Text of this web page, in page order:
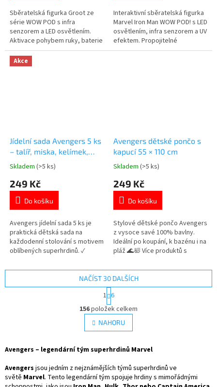
5
hvězdiček.
Sběratelská figurka Groot ze
série WOW POD s infra
senzorem a LED osvětlením.
Aktivace pohybem ruky, baterie
součástí balení 🔥🌿 Více
produktů s
motivem 👉 AVENGERS
5
hvězdiček.
Interaktivní sběratelská figurka
Marvel Iron Man WOW POD! s LED
osvětlením, infra senzorem a UV
efektem. Propojitelné
šestihranné moduly pro
Akce
Jídelní sada Avengers 5 ks
– talíř, miska, kelímek,
příbory
Průměrné
produktu
5,0
5
hvězdiček.
Skladem (>5 ks)
249 Kč
Do košíku
Avengers jídelní sada 5 ks je
praktická dětská sada na
každodenní stolování s motivem
oblíbených superhrdinů. ✓
BPA – bezpečný pro děti ✓
vhodné do mikrovlnné trouby
👉 Více produktů s motivem
Avengers dětské pončo s
kapucí 55 × 110 cm
Průměrné
produktu
5,0
5
hvězdiček.
Skladem (>5 ks)
249 Kč
Do košíku
Stylové dětské pončo Avengers
z vysoce savé 100% bavlny.
Ideální po koupání, k bazénu i na
pláž 🌊🛀 Více produktů s
O
v
l
á
a
í
p
NAČÍST 30 DALŠÍCH
S
t
r
á
n
k
v
n
í
1 6
156položek celkem
NAHORU
Avengers – legendární tým superhrdinů Marvel
Avengers jsou jedním z nejznámějších týmů superhrdinů ve
světě Marvel. Tento legendární tým spojuje hrdiny s mimořádnými